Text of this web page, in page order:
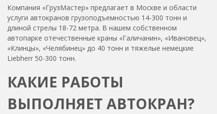
Компания «ГрузМастер» предлагает в Москве и области
услуги автокранов грузоподъемностью 14-300 тонн и
длиной стрелы 18-72 метра. В нашем собственном
автопарке отечественные краны «Галичанин», «Ивановец»,
«Клинцы», «Челябинец» до 40 тонн и тяжелые немецкие
Liebherr 50-300 тонн.
КАКИЕ РАБОТЫ
ВЫПОЛНЯЕТ АВТОКРАН?